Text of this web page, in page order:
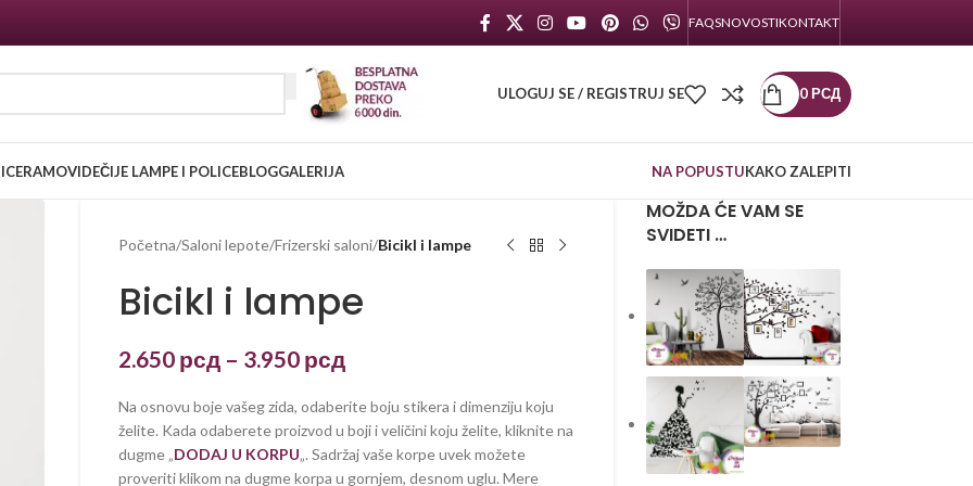
FAQSNOVOSTIKONTAKT
ULOGUJ SE / REGISTRUJ SE 0РСД
RAMOVIDEČIJE LAMPE I POLICEBLOGGALERIJA NA POPUSTUKAKO ZALEPITI
Početna/Saloni lepote/Frizerski saloni/Bicikl i lampe
Bicikl i lampe
2.650 рсд – 3.950 рсд
Na osnovu boje vašeg zida, odaberite boju stikera i dimenziju koju
želite. Kada odaberete proizvod u boji i veličini koju želite, kliknite na
dugme „DODAJ U KORPU„. Sadržaj vaše korpe uvek možete
proveriti klikom na dugme korpa u gornjem, desnom uglu. Mere
MOŽDA ĆE VAM SE
SVIDETI …